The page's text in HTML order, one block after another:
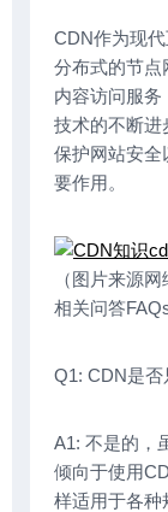
CDN作为现
分布式的节点
内容访问服
技术的不断进
保护网站安全
要作用。
（图片来源网
相关问答
Q1: CDN是否
A1: 不是的，
倾向于使用
样适用于各种